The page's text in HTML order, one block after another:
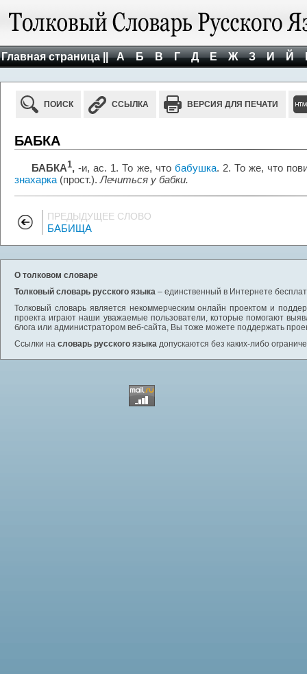
Главная страница || А Б В Г Д Е Ж З И Й
ПОИСК ССЫЛКА ВЕРСИЯ ДЛЯ ПЕЧАТИ
БАБКА
БАБКА1, -и, ас. 1. То же, что бабушка. 2. То же, что
знахарка (прост.). Лечиться у бабки.
ПРЕДЫДУЩЕЕ СЛОВО
БАБИЩА
О толковом словаре
Толковый словарь русского языка – единственный в Интернете
Толковый словарь является некоммерческим онлайн проектом и
проекта играют наши уважаемые пользователи, которые помогают
блога или администратором веб-сайта, Вы тоже можете поддержать
Ссылки на словарь русского языка допускаются без каких-либо